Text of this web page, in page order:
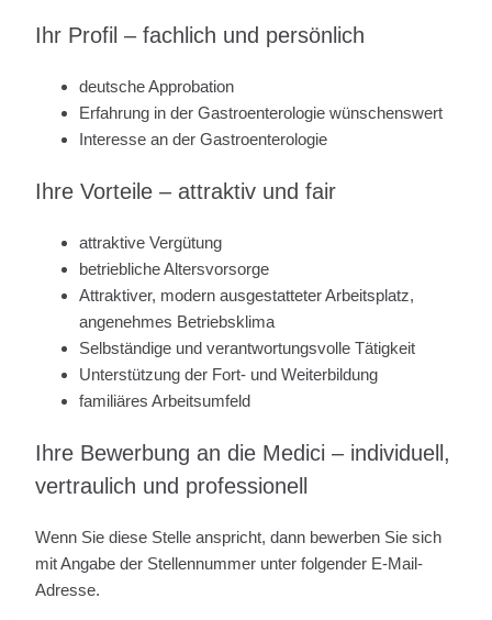
Ihr Profil – fachlich und persönlich
deutsche Approbation
Erfahrung in der Gastroenterologie wünschenswert
Interesse an der Gastroenterologie
Ihre Vorteile – attraktiv und fair
attraktive Vergütung
betriebliche Altersvorsorge
Attraktiver, modern ausgestatteter Arbeitsplatz,
angenehmes Betriebsklima
Selbständige und verantwortungsvolle Tätigkeit
Unterstützung der Fort- und Weiterbildung
familiäres Arbeitsumfeld
Ihre Bewerbung an die Medici – individuell,
vertraulich und professionell
Wenn Sie diese Stelle anspricht, dann bewerben Sie sich
mit Angabe der Stellennummer unter folgender E-Mail-
Adresse.